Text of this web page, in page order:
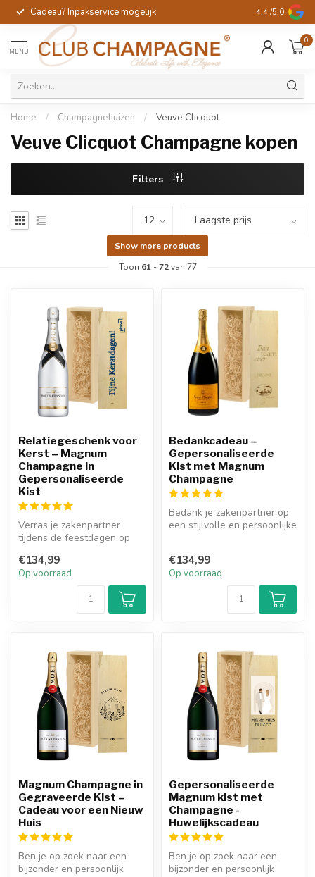
Cadeau? Inpakservice mogelijk Gratis
4.4 /5.0
MENU
0
Home / Champagnehuizen / Veuve Clicquot
Veuve Clicquot Champagne kopen
Filters
Show more products
Toon 61-72van 77
Relatiegeschenk voor
Kerst – Magnum
Champagne in
Gepersonaliseerde
Kist
Verras je zakenpartner
tijdens de feestdagen op
m...
€134,99
Op voorraad
Bedankcadeau –
Gepersonaliseerde
Kist met Magnum
Champagne
Bedank je zakenpartner op
een stijlvolle en persoonlijke
€134,99
Op voorraad
Magnum Champagne in
Gegraveerde Kist –
Cadeau voor een Nieuw
Huis
Ben je op zoek naar een
bijzonder en persoonlijk
Gepersonaliseerde
Magnum kist met
Champagne -
Huwelijkscadeau
Ben je op zoek naar een
bijzonder en persoonlijk